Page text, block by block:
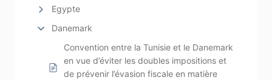
Egypte
Danemark
Convention entre la Tunisie et le Danemark
en vue d’éviter les doubles impositions et
de prévenir l’évasion fiscale en matière